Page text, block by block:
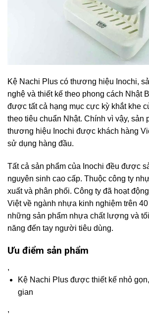
Kệ Nachi Plus có thương hiệu Inochi,
nghệ và thiết kế theo phong cách Nhật
được tất cả hạng mục cực kỳ khắt khe
theo tiêu chuẩn Nhật. Chính vì vậy, sản
thương hiệu Inochi được khách hàng
sử dụng hàng đầu.
Tất cả sản phẩm của Inochi đều được
nguyên sinh cao cấp. Thuộc công ty
xuất và phân phối. Công ty đã hoạt
Việt về ngành nhựa kinh nghiệm trên
những sản phẩm nhựa chất lượng và
năng đến tay người tiêu dùng.
Ưu điểm sản phẩm
,
Kệ Nachi Plus được thiết kế nhỏ
gian
,